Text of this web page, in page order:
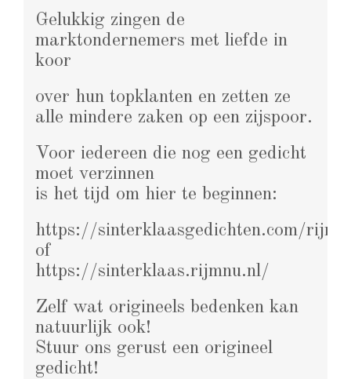
Gelukkig zingen de
marktondernemers met liefde in
koor
over hun topklanten en zetten ze
alle mindere zaken op een zijspoor.
Voor iedereen die nog een gedicht
moet verzinnen
is het tijd om hier te beginnen:
https://sinterklaasgedichten.com/
of
https://sinterklaas.rijmnu.nl/
Zelf wat origineels bedenken kan
natuurlijk ook!
Stuur ons gerust een origineel
gedicht!